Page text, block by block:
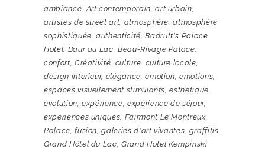
ambiance,Art contemporain,art urbain,
artistes de street art, atmosphère,atmosphère
sophistiquée,authenticité,Badrutt's Palace
Hotel, Baur au Lac,Beau-Rivage Palace,
confort, Créativité, culture, culture locale,
design interieur, élégance,émotion,emotions,
espaces visuellement stimulants,esthétique,
évolution,expérience, expérience de séjour,
expériences uniques, Fairmont Le Montreux
Palace,fusion,galeries d'art vivantes, graffitis,
Grand Hôtel du Lac,Grand Hotel Kempinski